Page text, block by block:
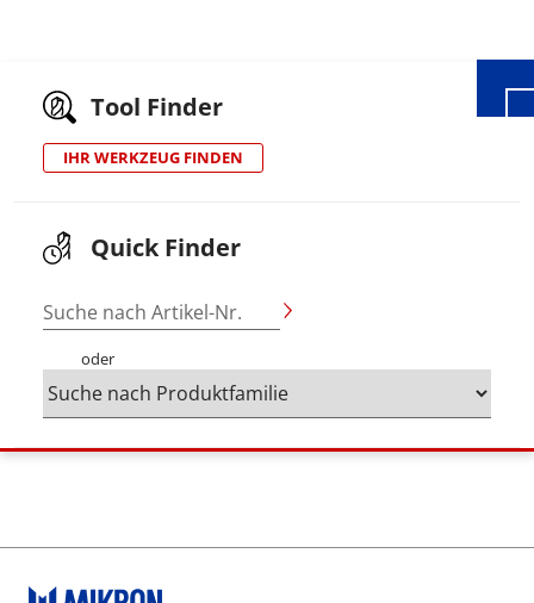
Tool Finder
IHR WERKZEUG FINDEN
Quick Finder
Suche nach Artikel-Nr.
oder